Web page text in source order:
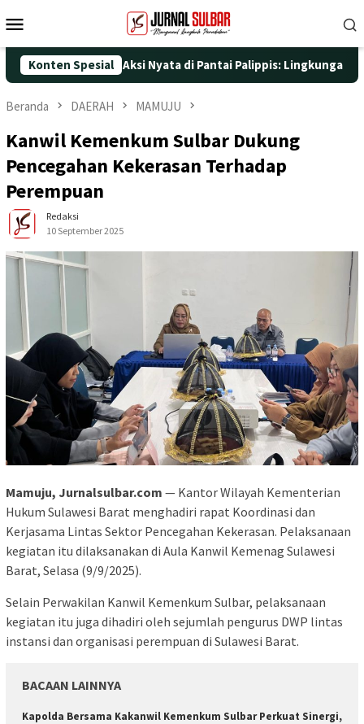
ke
Mobile
Konten Spesial
25 dengan Aksi Nyata di Pantai Palippis: Lingkungan dan
Beranda DAERAH MAMUJU
Kanwil Kemenkum Sulbar Dukung
Pencegahan Kekerasan Terhadap
Perempuan
Redaksi
10 September 2025
Mamuju, Jurnalsulbar.com — Kantor Wilayah Kementerian
Hukum Sulawesi Barat menghadiri rapat Koordinasi dan
Kerjasama Lintas Sektor Pencegahan Kekerasan. Pelaksanaan
kegiatan itu dilaksanakan di Aula Kanwil Kemenag Sulawesi
Barat, Selasa (9/9/2025).
Selain Perwakilan Kanwil Kemenkum Sulbar, pelaksanaan
kegiatan itu juga dihadiri oleh sejumlah pengurus DWP lintas
instansi dan organisasi perempuan di Sulawesi Barat.
BACAAN LAINNYA
Kapolda Bersama Kakanwil Kemenkum Sulbar Perkuat Sinergi,